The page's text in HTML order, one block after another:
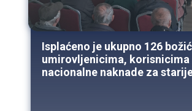
Isplaćeno je ukupno 126
umirovljenicima, korisnicima
nacionalne naknade za